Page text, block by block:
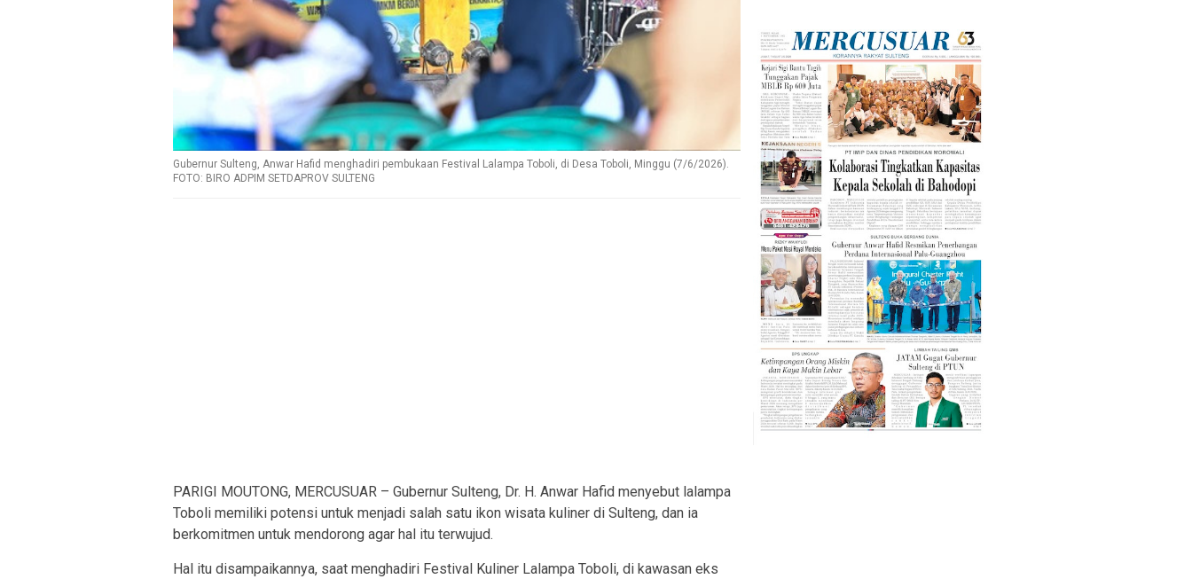
Gubernur Sulteng, Anwar Hafid menghadiri pembukaan Festival Lalampa Toboli, di Desa Toboli, Minggu (7/6/2026).
FOTO: BIRO ADPIM SETDAPROV SULTENG
PARIGI MOUTONG, MERCUSUAR – Gubernur Sulteng, Dr. H. Anwar Hafid menyebut lalampa
Toboli memiliki potensi untuk menjadi salah satu ikon wisata kuliner di Sulteng, dan ia
berkomitmen untuk mendorong agar hal itu terwujud.
Hal itu disampaikannya, saat menghadiri Festival Kuliner Lalampa Toboli, di kawasan eks